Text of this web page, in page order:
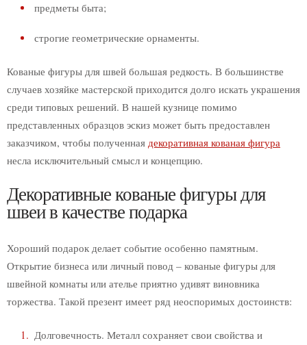
предметы быта;
строгие геометрические орнаменты.
Кованые фигуры для швей большая редкость. В большинстве
случаев хозяйке мастерской приходится долго искать украшения
среди типовых решений. В нашей кузнице помимо
представленных образцов эскиз может быть предоставлен
заказчиком, чтобы полученная декоративная кованая фигура
несла исключительный смысл и концепцию.
Декоративные кованые фигуры для
швеи в качестве подарка
Хороший подарок делает событие особенно памятным.
Открытие бизнеса или личный повод – кованые фигуры для
швейной комнаты или ателье приятно удивят виновника
торжества. Такой презент имеет ряд неоспоримых достоинств:
Долговечность. Металл сохраняет свои свойства и
Урны
Мосты
Вольеры для собак
Костровая чаша
Кованые изделия
Аксессуары для камина
Дровницы
Собаки
Орел
Вывески
Флюгер
Факелы
Замок
Часы